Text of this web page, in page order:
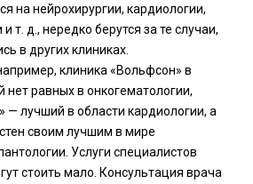
на нейрохирургии, кардиологии,
т. д., нередко берутся за те случаи,
в других клиниках.
клиника «Вольфсон» в
нет равных в онкогематологии,
— лучший в области кардиологии, а
своим лучшим в мире
Услуги специалистов
стоить мало. Консультация врача